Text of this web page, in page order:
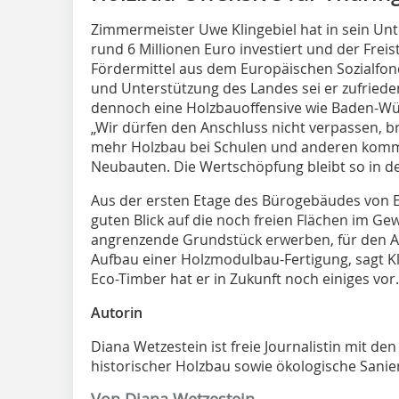
Zimmermeister Uwe Klingebiel hat in sein
rund 6 Millionen Euro investiert und der
Fördermittel aus dem Europäischen
und Unterstützung des Landes sei er
dennoch eine Holzbauoffensive wie Baden-
„Wir dürfen den Anschluss nicht verpassen,
mehr Holzbau bei Schulen und anderen
Neubauten. Die Wertschöpfung bleibt so in
Aus der ersten Etage des Bürogebäudes von
guten Blick auf die noch freien Flächen im
angrenzende Grundstück erwerben, für den
Aufbau einer Holzmodulbau-Fertigung, sagt
Eco-Timber hat er in Zukunft noch einiges vor.
Autorin
Diana Wetzestein ist freie Journalistin mit
historischer Holzbau sowie ökologische